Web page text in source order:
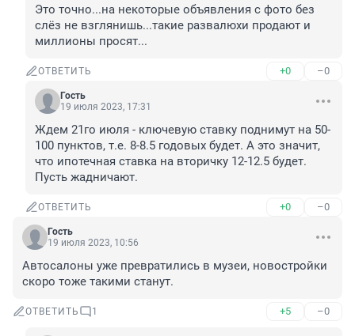
Это точно...на некоторые объявления с фото без
слёз не взглянишь...такие развалюхи продают и
миллионы просят...
ОТВЕТИТЬ +0 –0
Гость
19 июля 2023, 17:31
Ждем 21го июля - ключевую ставку поднимут на 50-
100 пунктов, т.е. 8-8.5 годовых будет. А это значит,
что ипотечная ставка на вторичку 12-12.5 будет.
Пусть жадничают.
ОТВЕТИТЬ +0 –0
Гость
19 июля 2023, 10:56
Автосалоны уже превратились в музеи, новостройки
скоро тоже такими станут.
ОТВЕТИТЬ 1 +5 –0